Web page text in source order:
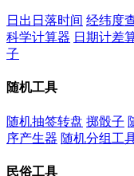
日出日落时间 经纬度
科学计算器 日期计差
子
随机工具
随机抽签转盘 掷骰子
序产生器 随机分组工
民俗工具